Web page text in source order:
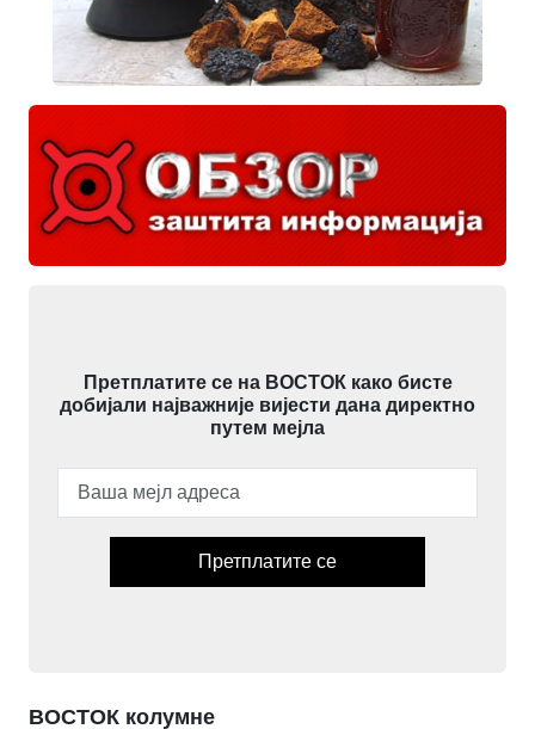
Претплатите се на ВОСТОК како бисте
добијали најважније вијести дана директно
путем мејла
Претплатите се
ВОСТОК колумне